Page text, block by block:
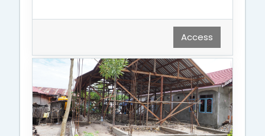
Access